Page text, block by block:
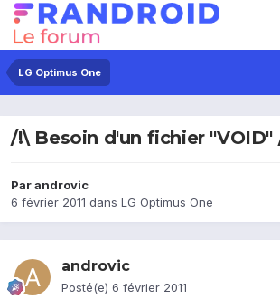
LG Optimus One
/!\ Besoin d'un fichier "VOID"
Parandrovic
6 février 2011 dans LG Optimus One
androvic
Posté(e) 6 février 2011